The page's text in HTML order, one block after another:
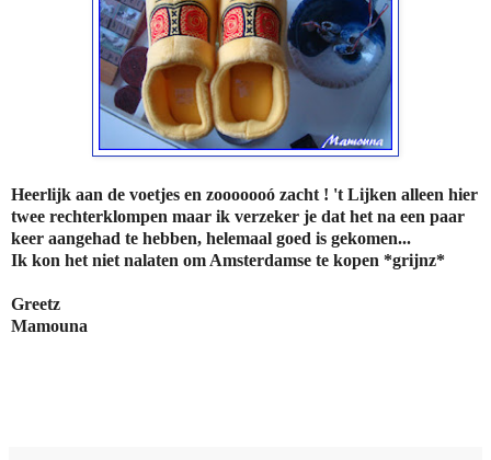
Heerlijk aan de voetjes en zooooooó zacht ! 't Lijken alleen hier
twee rechterklompen maar ik verzeker je dat het na een paar
keer aangehad te hebben, helemaal goed is gekomen...
Ik kon het niet nalaten om Amsterdamse te kopen *grijnz*
Greetz
Mamouna